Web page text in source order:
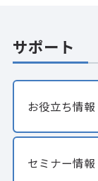
サポート
お役立ち情報
セミナー情報